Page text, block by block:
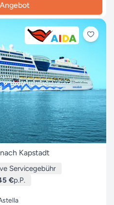
Kapstadt
Servicegebühr
€p.P.